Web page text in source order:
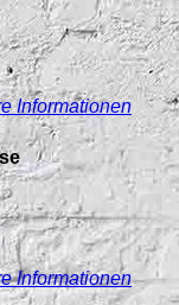
Informationen
Informationen